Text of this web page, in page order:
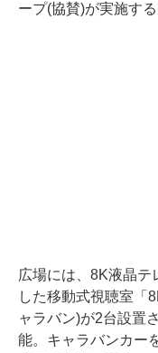
ープ(協賛)が実施する
広場には、8K液晶テ
した移動式視聴室「
ャラバン)が2台設置
能。キャラバンカー